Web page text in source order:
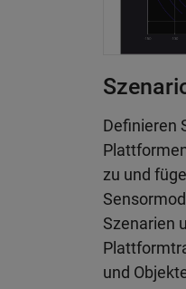
Definieren
zu und
Szenarien
und